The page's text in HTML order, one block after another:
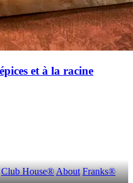
et à la racine
Club House®About Franks®